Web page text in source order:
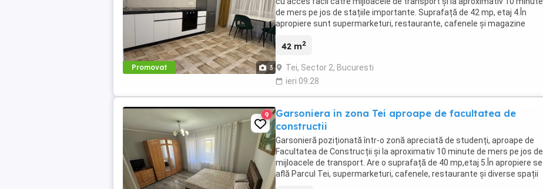
Promovat 3
de mers pe jos de stațiile importante. Suprafață de 42 mp, etaj 4.În
apropiere sunt supermarketuri, restaurante, cafenele și magazine
42 m2
Tei, Sector 2, Bucuresti
ieri 09:28
9
Garsoniera in zona Tei aproape de facultatea de
constructii
Garsonieră poziționată într-o zonă apreciată de studenți, aproape de
Facultatea de Construcții și la aproximativ 10 minute de mers pe jos de
mijloacele de transport. Are o suprafață de 40 mp,etaj 5.În apropiere se
află Parcul Tei, supermarketuri, cafenele, restaurante și diverse spații